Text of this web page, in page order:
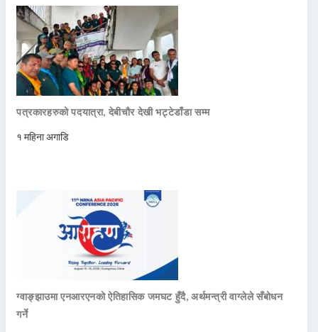
पत्रकारहरुको पदयात्रा, देबीचौर देखी भट्टेडाँडा सम्म
१ महिना अगाडि
ग्वाङ्झाउमा एनआरएनको ऐतिहासिक जमघट हुँदै, अर्थमन्त्री वाग्लेले सँबोधन
गर्ने